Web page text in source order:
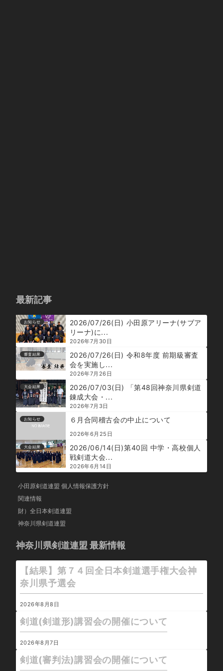
最新記事
お知らせ
2026/07/26(日) 小田原アリーナ(サブア
リーナ)に...
2026年7月30日
審査結果
2026/07/26(日) 令和8年度 前期級審査
会を実施し...
2026年7月26日
大会結果
2026/07/03(日) 「第48回神奈川県剣道
錬成大会・...
2026年7月3日
お知らせ ６月合同稽古会の中止について
2026年6月25日
大会結果
2026/06/14(日)第40回 中学・高校個人
戦剣道大会...
2026年6月14日
小田原剣道連盟 個人情報保護方針
関連情報
財）全日本剣道連盟
神奈川県剣道連盟
神奈川県剣道連盟 最新情報
【結果】第７４回全日本剣道選手権大会神
奈川県予選会
2026年8月8日
剣道(剣道形)講習会の開催について
2026年8月7日
剣道(審判法)講習会の開催について